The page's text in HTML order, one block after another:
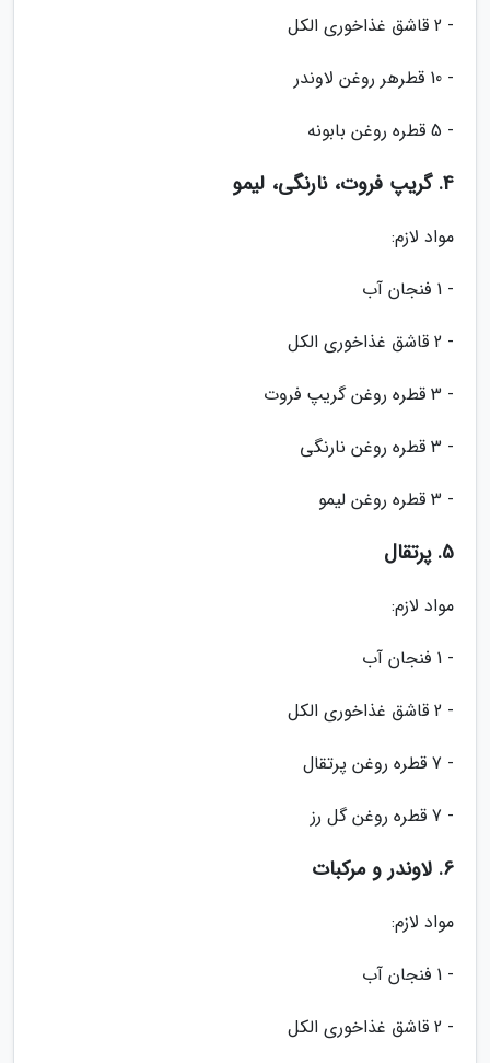
- 2 قاشق غذاخوری الکل
- 10 قطرهر روغن لاوندر
- 5 قطره روغن بابونه
4. گریپ فروت، نارنگی، لیمو
مواد لازم:
- 1 فنجان آب
- 2 قاشق غذاخوری الکل
- 3 قطره روغن گریپ فروت
- 3 قطره روغن نارنگی
- 3 قطره روغن لیمو
5. پرتقال
مواد لازم:
- 1 فنجان آب
- 2 قاشق غذاخوری الکل
- 7 قطره روغن پرتقال
- 7 قطره روغن گل رز
6. لاوندر و مرکبات
مواد لازم:
- 1 فنجان آب
- 2 قاشق غذاخوری الکل